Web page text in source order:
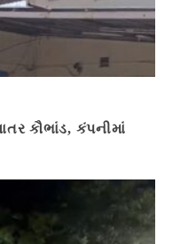
કૌભાંડ, કંપનીમાં